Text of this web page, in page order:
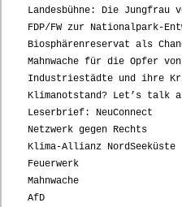
Landesbühne: Die Jungfrau
FDP/FW zur Nationalpark-
Biosphärenreservat als
Mahnwache für die Opfer von
Industriestädte und ihre
Klimanotstand? Let’s talk
Leserbrief: NeuConnect
Netzwerk gegen Rechts
Klima-Allianz NordSeeküste
Feuerwerk
Mahnwache
AfD